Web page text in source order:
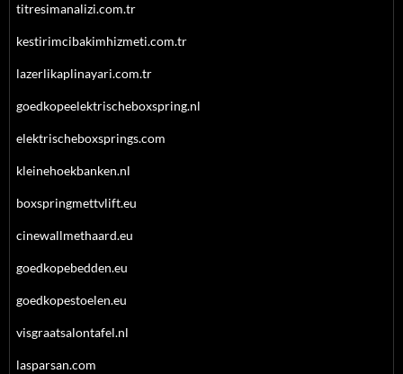
titresimanalizi.com.tr
kestirimcibakimhizmeti.com.tr
lazerlikaplinayari.com.tr
goedkopeelektrischeboxspring.nl
elektrischeboxsprings.com
kleinehoekbanken.nl
boxspringmettvlift.eu
cinewallmethaard.eu
goedkopebedden.eu
goedkopestoelen.eu
visgraatsalontafel.nl
lasparsan.com